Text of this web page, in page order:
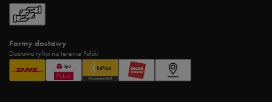
Formy dostawy
Dostawa tylko na terenie Polski